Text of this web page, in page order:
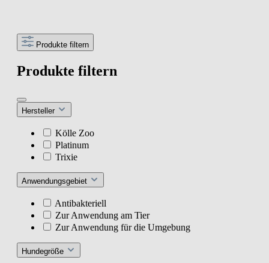
Produkte filtern
Produkte filtern
Hersteller
Kölle Zoo
Platinum
Trixie
Anwendungsgebiet
Antibakteriell
Zur Anwendung am Tier
Zur Anwendung für die Umgebung
Hundegröße